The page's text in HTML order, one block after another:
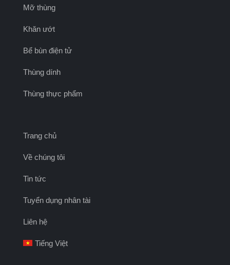
Mỡ thùng
Khăn ướt
Bể bùn điện tử
Thùng dính
Thùng thực phẩm
Trang chủ
Về chúng tôi
Tin tức
Tuyển dụng nhân tài
Liên hệ
Tiếng Việt